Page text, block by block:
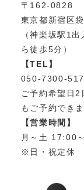
〒162-0828
東京都新宿区
（神楽坂駅1
ら徒歩5分）
【TEL】
050-7300-
ご予約希望日2
もご予約できま
【営業時間】
月～土 17:00
※日・祝定休